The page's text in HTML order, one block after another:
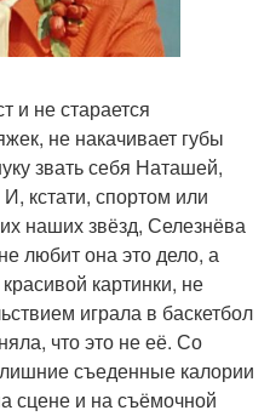
и не старается
не накачивает губы
звать себя Наташей,
кстати, спортом или
наших звёзд, Селезнёва
любит она это дело, а
картинки, не
играла в баскетбол
что это не её. Со
съеденные калории
сцене и на съёмочной